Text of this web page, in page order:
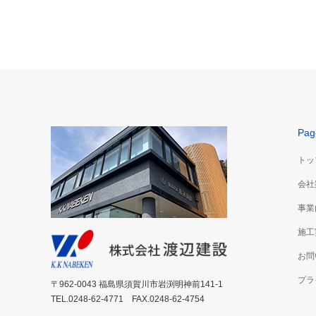
ト
会
事
施
お
プ
〒962-0043 福島県須賀川市岩渕明神前141-1
TEL.0248-62-4771 FAX.0248-62-4754